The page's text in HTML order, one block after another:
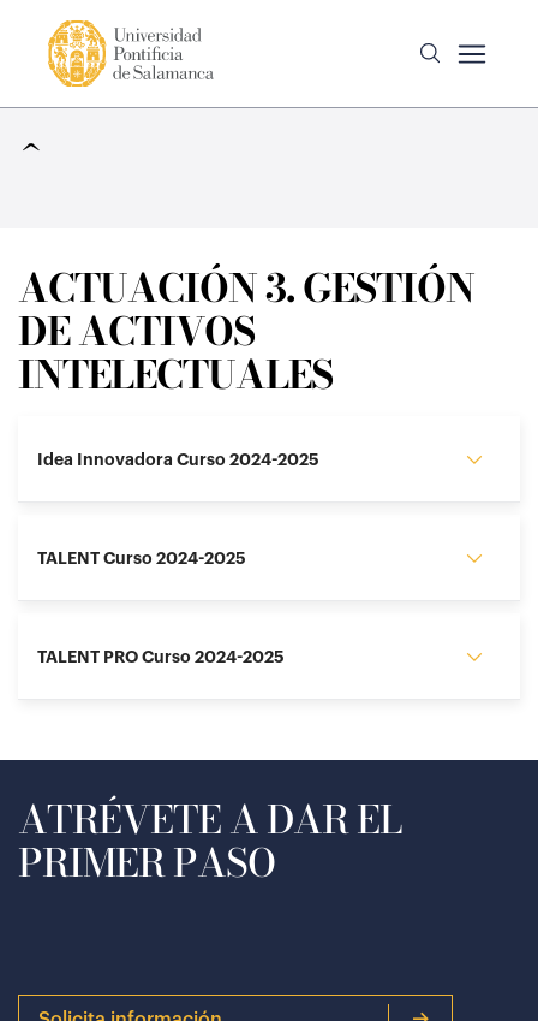
^
ACTUACIÓN 3. GESTIÓN
DE ACTIVOS
INTELECTUALES
Idea Innovadora Curso 2024-2025
TALENT Curso 2024-2025
TALENT PRO Curso 2024-2025
ATRÉVETE A DAR EL
PRIMER PASO